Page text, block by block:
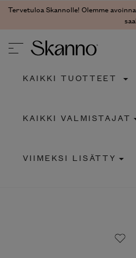
Tervetuloa Skannolle! Olemme
Type 2 or more characters
KAIKKI TUOTTEET
KAIKKI VALMISTAJAT
VIIMEKSI LISÄTTY